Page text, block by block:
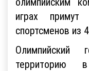
играх
спортсменов из
Олимпийский
территорию